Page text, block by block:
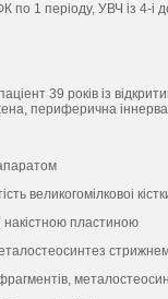
по 1 перiоду, УВЧ iз 4-i
39 рокiв iз
периферична
великогомiлковоi
накiстною пластиною